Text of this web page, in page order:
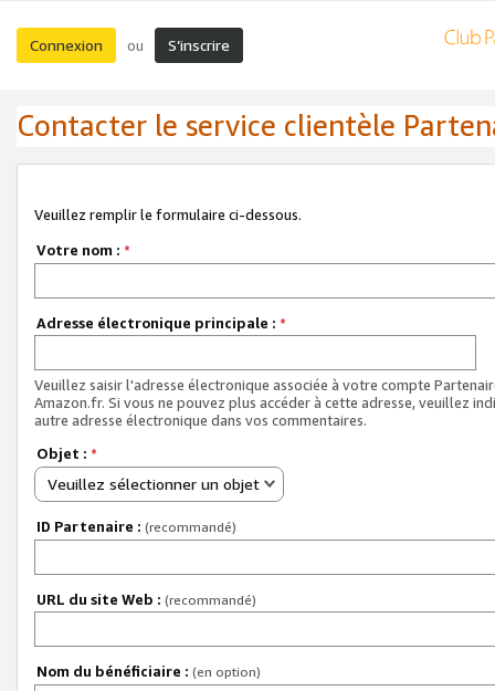
Connexion ou S’inscrire
Contacter le service clientèle
Veuillez remplir le formulaire ci-dessous.
Votre nom : *
Adresse électronique principale : *
Veuillez saisir l'adresse électronique associée à votre compte
Amazon.fr. Si vous ne pouvez plus accéder à cette adresse, veuillez
autre adresse électronique dans vos commentaires.
Objet : *
Veuillez sélectionner un objet
ID Partenaire : (recommandé)
URL du site Web : (recommandé)
Nom du bénéficiaire : (en option)